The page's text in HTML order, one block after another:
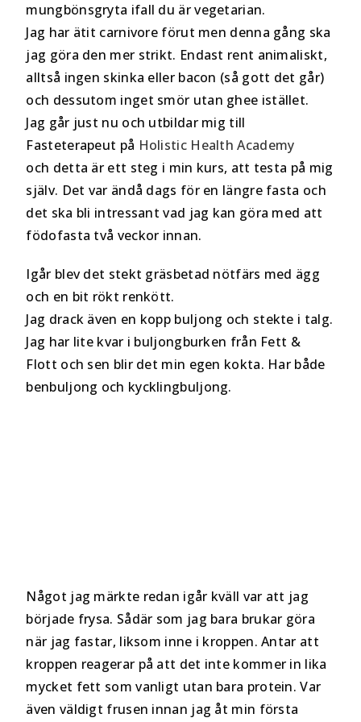
mungbönsgryta ifall du är vegetarian.
Jag har ätit carnivore förut men denna gång ska
jag göra den mer strikt. Endast rent animaliskt,
alltså ingen skinka eller bacon (så gott det går)
och dessutom inget smör utan ghee istället.
Jag går just nu och utbildar mig till
Fasteterapeut på Holistic Health Academy
och detta är ett steg i min kurs, att testa på mig
själv. Det var ändå dags för en längre fasta och
det ska bli intressant vad jag kan göra med att
födofasta två veckor innan.
Igår blev det stekt gräsbetad nötfärs med ägg
och en bit rökt renkött.
Jag drack även en kopp buljong och stekte i talg.
Jag har lite kvar i buljongburken från Fett &
Flott och sen blir det min egen kokta. Har både
benbuljong och kycklingbuljong.
Något jag märkte redan igår kväll var att jag
började frysa. Sådär som jag bara brukar göra
när jag fastar, liksom inne i kroppen. Antar att
kroppen reagerar på att det inte kommer in lika
mycket fett som vanligt utan bara protein. Var
även väldigt frusen innan jag åt min första